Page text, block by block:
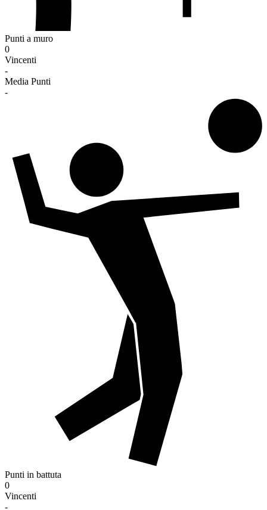
Punti a muro
0
Vincenti
-
Media Punti
-
Punti in battuta
0
Vincenti
-